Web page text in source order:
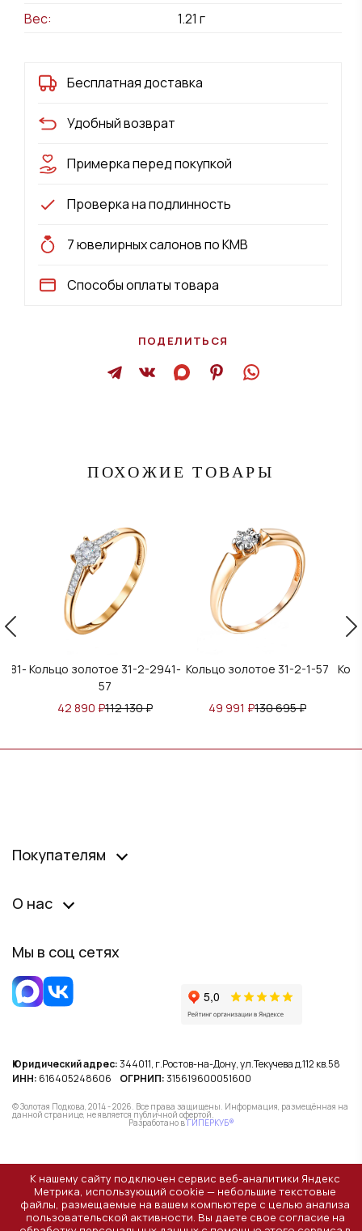
Вес:
1.21 г
Бесплатная доставка
Удобный возврат
Примерка перед покупкой
Проверка на подлинность
7 ювелирных салонов по КМВ
Способы оплаты товара
ПОДЕЛИТЬСЯ
ПОХОЖИЕ ТОВАРЫ
Кольцо золотое 31-2-2941-
57
42 890 ₽112 130₽
Кольцо золотое 31-2-1-57
49 991 ₽130 695₽
Покупателям
О нас
Мы в соц сетях
Юридический адрес:344011, г.Ростов-на-Дону, ул.Текучева д.112 кв.58
ИНН: 616405248606 ОГРНИП:315619600051600
© Золотая Подкова, 2014 - 2026. Все права защищены. Информация, размещённая на
данной странице, не является публичной офертой.
Разработано вГИПЕРКУБ®
К нашему сайту подключен сервис веб-аналитики Яндекс
Метрика, использующий cookie — небольшие текстовые
файлы, размещаемые на вашем компьютере с целью анализа
пользовательской активности. Вы даете свое согласие на